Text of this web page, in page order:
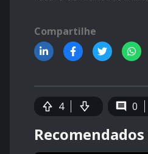
Compartilhe
4 0